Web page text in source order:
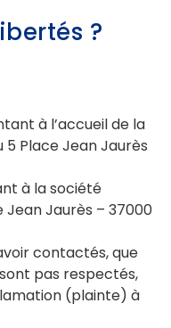
?
à l’accueil de la
5 Place Jean Jaurès
à la société
Jean Jaurès – 37000
contactés, que
pas respectés,
(plainte) à